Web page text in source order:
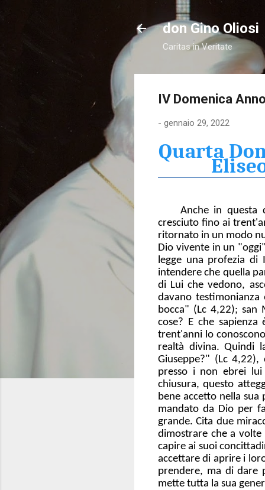
don Gino Oliosi
Caritas in Veritate
IV Domenica
- gennaio 29, 2022
Quarta
Anche in questa
cresciuto fino ai
ritornato in un modo
Dio vivente in un
legge una profezia di
intendere che quella
di Lui che vedono,
davano
bocca" (Lc 4,22); san
cose? E che
trent'anni lo
realtà divina. Quindi
Giuseppe?" (Lc
presso i non ebrei lui
chiusura, questo
bene accetto nella
mandato da Dio per
grande. Cita due
dimostrare che a
capire ai suoi
accettare di aprire i
prendere, ma di dare
mette tutta la sua